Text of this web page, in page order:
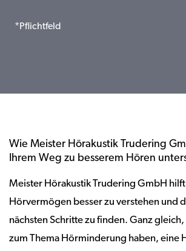
*Pflichtfeld
Wie Meister Hörakustik Trudering
Ihrem Weg zu besserem Hören
Meister Hörakustik Trudering GmbH
Hörvermögen besser zu verstehen und
nächsten Schritte zu finden. Ganz gleich,
zum Thema Hörminderung haben, eine